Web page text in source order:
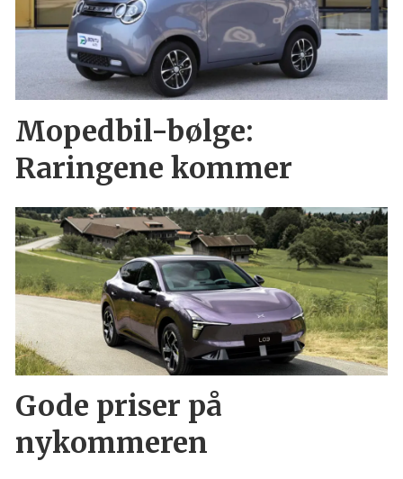
Mopedbil-bølge:
Raringene kommer
Gode priser på
nykommeren